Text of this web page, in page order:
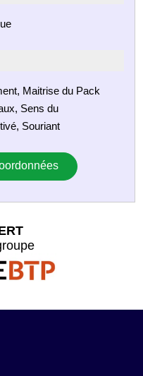
Maitrise du Pack
Sens du
Souriant